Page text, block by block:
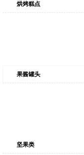
烘烤糕点
果酱罐头
坚果类